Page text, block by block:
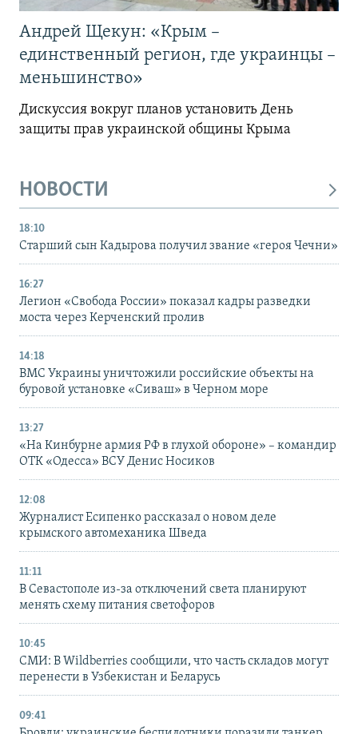
Андрей Щекун: «Крым –
единственный регион, где украинцы –
меньшинство»
Дискуссия вокруг планов установить День
защиты прав украинской общины Крыма
НОВОСТИ
18:10
Старший сын Кадырова получил звание «героя Чечни»
16:27
Легион «Свобода России» показал кадры разведки
моста через Керченский пролив
14:18
ВМС Украины уничтожили российские объекты на
буровой установке «Сиваш» в Черном море
13:27
«На Кинбурне армия РФ в глухой обороне» – командир
ОТК «Одесса» ВСУ Денис Носиков
12:08
Журналист Есипенко рассказал о новом деле
крымского автомеханика Шведа
11:11
В Севастополе из-за отключений света планируют
менять схему питания светофоров
10:45
СМИ: В Wildberries сообщили, что часть складов могут
перенести в Узбекистан и Беларусь
09:41